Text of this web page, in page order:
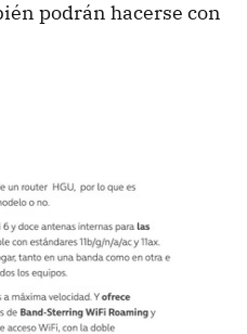
podrán hacerse con